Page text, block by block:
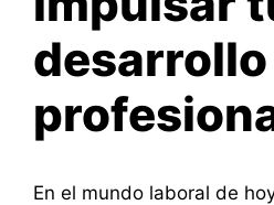
desarrollo
En el mundo laboral de